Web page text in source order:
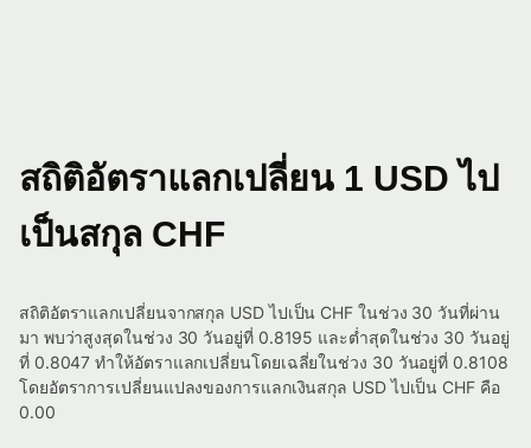
สถิติอัตราแลกเปลี่ยน 1 USD ไป
เป็นสกุล CHF
สถิติอัตราแลกเปลี่ยนจากสกุล USD ไปเป็น CHF ในช่วง 30 วันที่ผ่าน
มา พบว่าสูงสุดในช่วง 30 วันอยู่ที่ 0.8195 และต่ำสุดในช่วง 30 วันอยู่
ที่ 0.8047 ทำให้อัตราแลกเปลี่ยนโดยเฉลี่ยในช่วง 30 วันอยู่ที่ 0.8108
โดยอัตราการเปลี่ยนแปลงของการแลกเงินสกุล USD ไปเป็น CHF คือ
0.00